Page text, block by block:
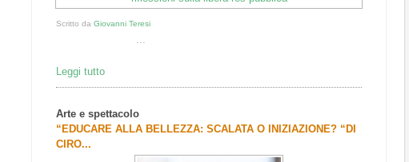
Scritto daGiovanni Teresi
...
Leggi tutto
Arte e spettacolo
“EDUCARE ALLA BELLEZZA: SCALATA O INIZIAZIONE? “DI
CIRO...